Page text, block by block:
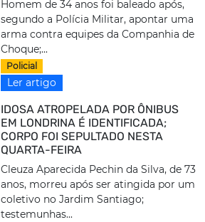
Homem de 34 anos foi baleado após,
segundo a Polícia Militar, apontar uma
arma contra equipes da Companhia de
Choque;...
Policial
Ler artigo
IDOSA ATROPELADA POR ÔNIBUS
EM LONDRINA É IDENTIFICADA;
CORPO FOI SEPULTADO NESTA
QUARTA-FEIRA
Cleuza Aparecida Pechin da Silva, de 73
anos, morreu após ser atingida por um
coletivo no Jardim Santiago;
testemunhas...